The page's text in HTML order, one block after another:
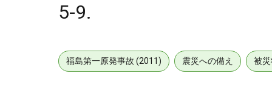
5-9.
福島第一原発事故 (2011) 震災への備え 被災